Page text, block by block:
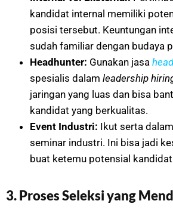
kandidat internal memiliki
posisi tersebut. Keuntungan
sudah familiar dengan budaya
Headhunter: Gunakan jasa
spesialis dalam leadership
jaringan yang luas dan bisa
kandidat yang berkualitas.
Event Industri: Ikut serta
seminar industri. Ini bisa jadi
buat ketemu potensial
3. Proses Seleksi yang